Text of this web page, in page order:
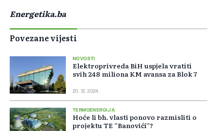
Energetika.ba
Povezane vijesti
NOVOSTI
Elektroprivreda BiH uspjela vratiti
svih 248 miliona KM avansa za Blok 7
20. 12. 2024.
TERMOENERGIJA
Hoće li bh. vlasti ponovo razmisliti o
projektu TE “Banovići”?